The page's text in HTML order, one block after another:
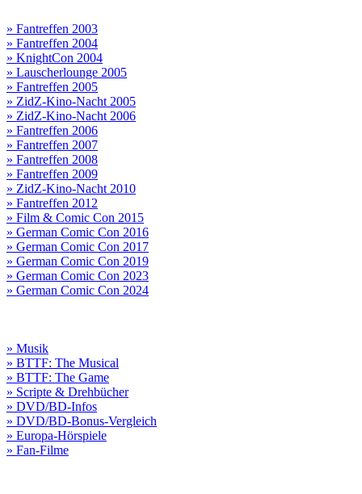
» Fantreffen 2003
» Fantreffen 2004
» KnightCon 2004
» Lauscherlounge 2005
» Fantreffen 2005
» ZidZ-Kino-Nacht 2005
» ZidZ-Kino-Nacht 2006
» Fantreffen 2006
» Fantreffen 2007
» Fantreffen 2008
» Fantreffen 2009
» ZidZ-Kino-Nacht 2010
» Fantreffen 2012
» Film & Comic Con 2015
» German Comic Con 2016
» German Comic Con 2017
» German Comic Con 2019
» German Comic Con 2023
» German Comic Con 2024
» Musik
» BTTF: The Musical
» BTTF: The Game
» Scripte & Drehbücher
» DVD/BD-Infos
» DVD/BD-Bonus-Vergleich
» Europa-Hörspiele
» Fan-Filme